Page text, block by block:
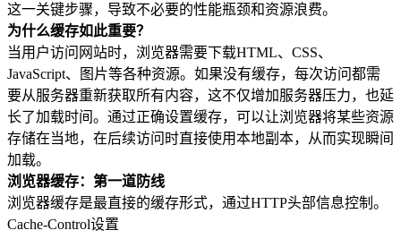
这一关键步骤，导致不必要的性能瓶颈和资源浪费。
为什么缓存如此重要？
当用户访问网站时，浏览器需要下载HTML、CSS、
JavaScript、图片等各种资源。如果没有缓存，每次访问都需
要从服务器重新获取所有内容，这不仅增加服务器压力，也延
长了加载时间。通过正确设置缓存，可以让浏览器将某些资源
存储在当地，在后续访问时直接使用本地副本，从而实现瞬间
加载。
浏览器缓存：第一道防线
浏览器缓存是最直接的缓存形式，通过HTTP头部信息控制。
Cache-Control设置